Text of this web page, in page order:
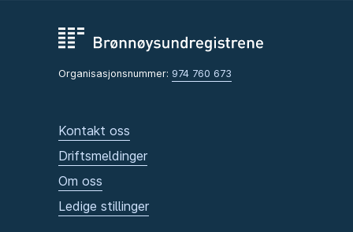
Organisasjonsnummer: 974 760 673
Kontakt oss
Driftsmeldinger
Om oss
Ledige stillinger